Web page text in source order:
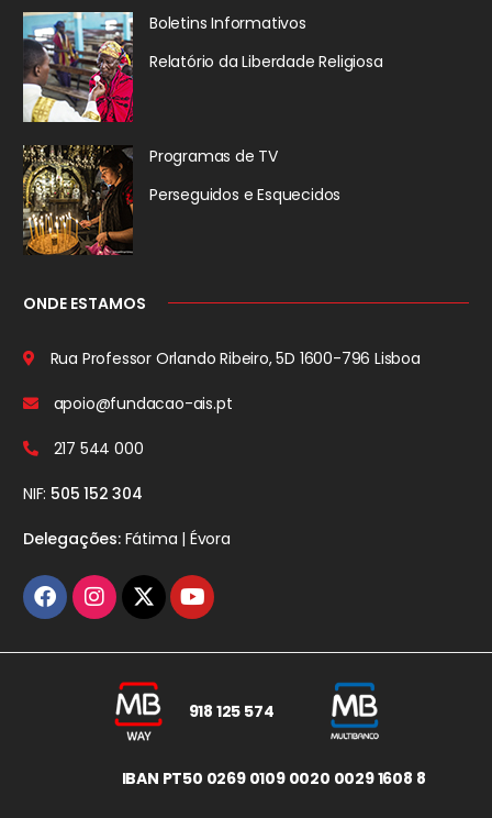
Boletins Informativos
Relatório da Liberdade Religiosa
Programas de TV
Perseguidos e Esquecidos
ONDE ESTAMOS
Rua Professor Orlando Ribeiro, 5D 1600-796 Lisboa
apoio@fundacao-ais.pt
217 544 000
NIF: 505 152 304
Delegações:Fátima | Évora
918 125 574
IBAN PT50 0269 0109 0020 0029 1608 8